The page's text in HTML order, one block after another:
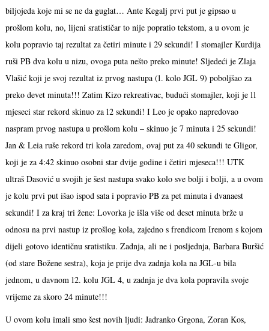
biljojeda koje mi se ne da guglat… Ante Kegalj prvi put je gipsao u
prošlom kolu, no, lijeni sratističar to nije popratio tekstom, a u ovom je
kolu popravio taj rezultat za četiri minute i 29 sekundi! I stomajler Kurdija
ruši PB dva kolu u nizu, ovoga puta nešto preko minute! Sljedeći je Zlaja
Vlašić koji je svoj rezultat iz prvog nastupa (1. kolo JGL 9) poboljšao za
preko devet minuta!!! Zatim Kizo rekreativac, budući stomajler, koji je 11
mjeseci star rekord skinuo za 12 sekundi! I Leo je opako napredovao
naspram prvog nastupa u prošlom kolu – skinuo je 7 minuta i 25 sekundi!
Jan & Leia ruše rekord tri kola zaredom, ovaj put za 40 sekundi te Gligor,
koji je za 4:42 skinuo osobni star dvije godine i četiri mjeseca!!! UTK
ultraš Dasović u svojih je šest nastupa svako kolo sve bolji i bolji, a u ovom
je kolu prvi put išao ispod sata i popravio PB za pet minuta i dvanaest
sekundi! I za kraj tri žene: Lovorka je išla više od deset minuta brže u
odnosu na prvi nastup iz prošlog kola, zajedno s frendicom Irenom s kojom
dijeli gotovo identičnu sratistiku. Zadnja, ali ne i posljednja, Barbara Buršić
(od stare Božene sestra), koja je prije dva zadnja kola na JGL-u bila
jednom, u davnom 12. kolu JGL 4, u zadnja je dva kola popravila svoje
vrijeme za skoro 24 minute!!!
U ovom kolu imali smo šest novih ljudi: Jadranko Grgona, Zoran Kos,